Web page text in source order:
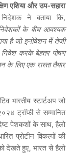
एशिया और उप-सहारा
ने बताया कि,
के बीच आवश्यक
है जो इनोवेशन में तेजी
निवेश करके बेहतर पोषण
के लिए एक रास्ता तैयार
भारतीय स्टार्टअप जो
ट्रॉफी से सम्मानित
पेशकशों के साथ, हैलो
प्रोटीन विकल्पों की
देखते हुए, भारत से हैलो